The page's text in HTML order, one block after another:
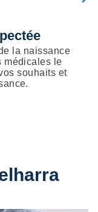
la naissance
médicales le
souhaits et